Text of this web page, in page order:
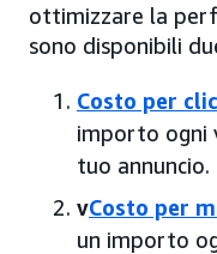
ottimizzare la
sono disponibili
Costo per clic
importo ogni
tuo annuncio.
vCosto per
un importo